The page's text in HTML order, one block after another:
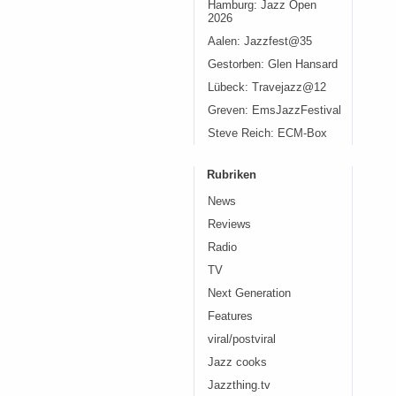
Hamburg: Jazz Open
2026
Aalen: Jazzfest@35
Gestorben: Glen Hansard
Lübeck: Travejazz@12
Greven: EmsJazzFestival
Steve Reich: ECM-Box
Rubriken
News
Reviews
Radio
TV
Next Generation
Features
viral/postviral
Jazz cooks
Jazzthing.tv